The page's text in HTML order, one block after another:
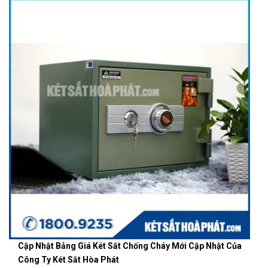
Cập Nhật Bảng Giá Két Sắt Chống Cháy Mới Cập Nhật Của
Công Ty Két Sắt Hòa Phát